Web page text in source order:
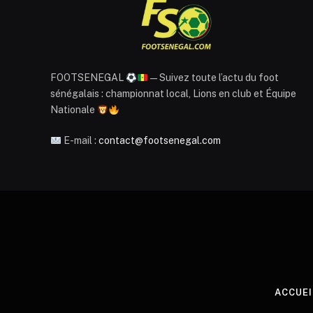
FOOTSENEGAL
— Suivez toute l’actu du foot
sénégalais : championnat local, Lions en club et Équipe
Nationale
E-mail : contact@footsenegal.com